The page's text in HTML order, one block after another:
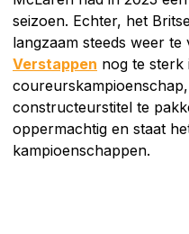
seizoen. Echter, het
langzaam steeds weer
Verstappen nog te sterk
constructeurstitel te
oppermachtig en staat
kampioenschappen.